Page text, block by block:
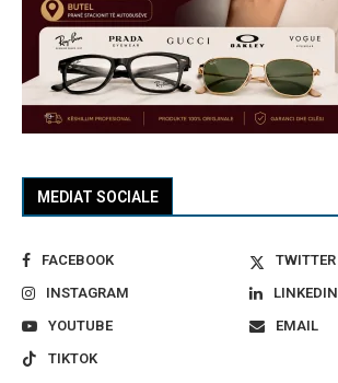
MEDIAT SOCIALE
FACEBOOK
TWITTER
INSTAGRAM
LINKEDIN
YOUTUBE
EMAIL
TIKTOK